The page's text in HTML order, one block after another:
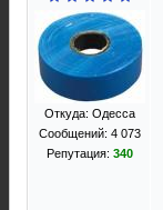
Откуда: Одесса
Сообщений: 4 073
Репутация: 340